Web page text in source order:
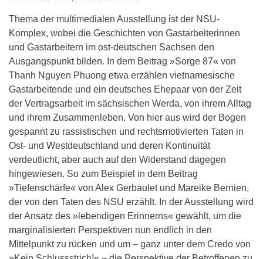
Thema der multimedialen Ausstellung ist der NSU-
Komplex, wobei die Geschichten von Gastarbeiterinnen
und Gastarbeitern im ost-deutschen Sachsen den
Ausgangspunkt bilden. In dem Beitrag »Sorge 87« von
Thanh Nguyen Phuong etwa erzählen vietnamesische
Gastarbeitende und ein deutsches Ehepaar von der Zeit
der Vertragsarbeit im sächsischen Werda, von ihrem Alltag
und ihrem Zusammenleben. Von hier aus wird der Bogen
gespannt zu rassistischen und rechtsmotivierten Taten in
Ost- und Westdeutschland und deren Kontinuität
verdeutlicht, aber auch auf den Widerstand dagegen
hingewiesen. So zum Beispiel in dem Beitrag
»Tiefenschärfe« von Alex Gerbaulet und Mareike Bernien,
der von den Taten des NSU erzählt. In der Ausstellung wird
der Ansatz des »lebendigen Erinnerns« gewählt, um die
marginalisierten Perspektiven nun endlich in den
Mittelpunkt zu rücken und um – ganz unter dem Credo von